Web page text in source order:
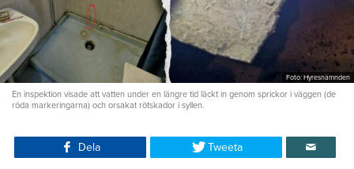
Foto: Hyresnämnden
En inspektion visade att vatten under en längre tid läckt in genom sprickor i väggen (de
röda markeringarna) och orsakat rötskador i syllen.
Dela Tweeta